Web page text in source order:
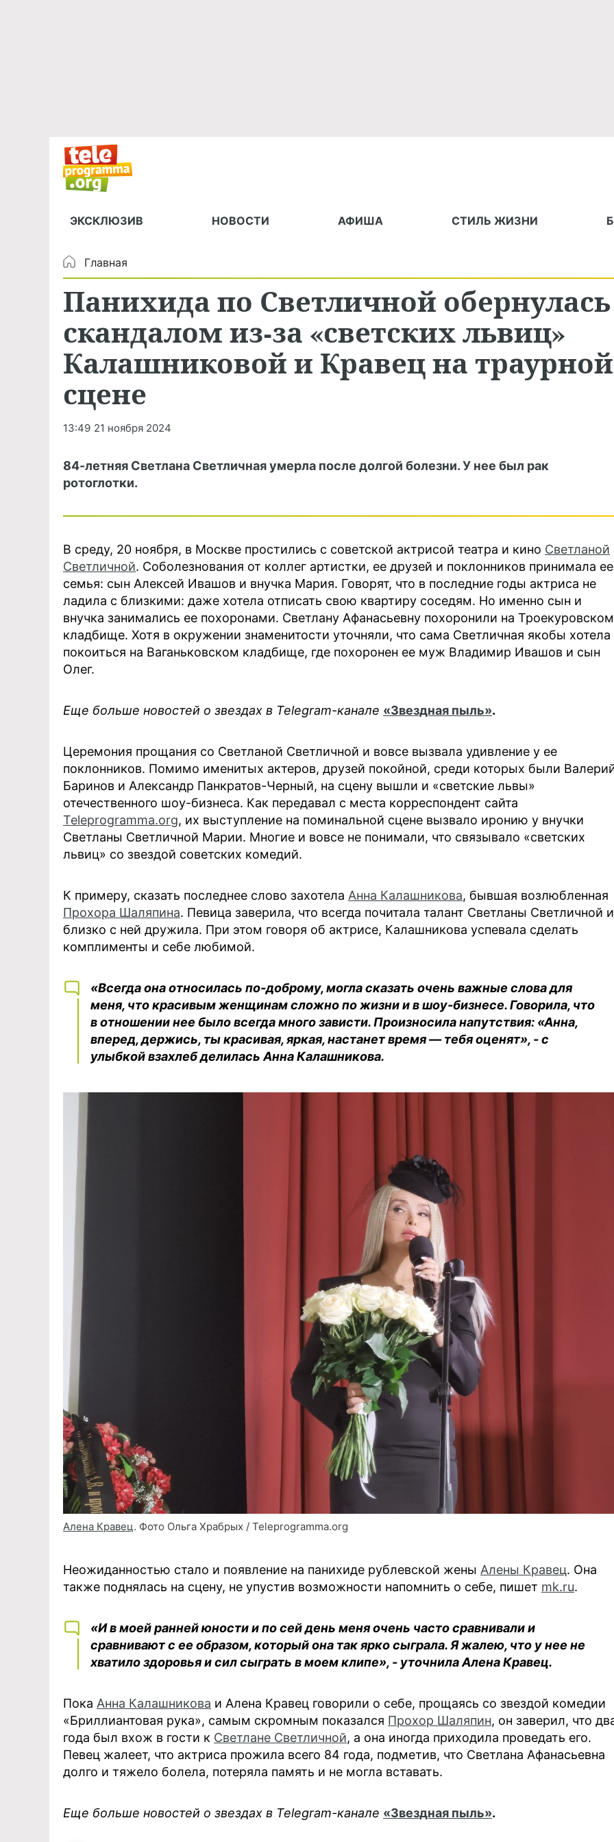
ЭКСКЛЮЗИВ НОВОСТИ АФИША СТИЛЬ ЖИЗНИ
Главная
Панихида по Светличной обернулась
скандалом из-за «светских львиц»
Калашниковой и Кравец на траурной
сцене
13:49 21 ноября 2024
84-летняя Светлана Светличная умерла после долгой болезни. У нее был рак
ротоглотки.
В среду, 20 ноября, в Москве простились с советской актрисой театра и кино Светланой
Светличной. Соболезнования от коллег артистки, ее друзей и поклонников принимала ее
семья: сын Алексей Ивашов и внучка Мария. Говорят, что в последние годы актриса не
ладила с близкими: даже хотела отписать свою квартиру соседям. Но именно сын и
внучка занимались ее похоронами. Светлану Афанасьевну похоронили на Троекуровском
кладбище. Хотя в окружении знаменитости уточняли, что сама Светличная якобы хотела
покоиться на Ваганьковском кладбище, где похоронен ее муж Владимир Ивашов и сын
Олег.
Еще больше новостей о звездах в Telegram-канале «Звездная пыль».
Церемония прощания со Светланой Светличной и вовсе вызвала удивление у ее
поклонников. Помимо именитых актеров, друзей покойной, среди которых были
Баринов и Александр Панкратов-Черный, на сцену вышли и «светские львы»
отечественного шоу-бизнеса. Как передавал с места корреспондент сайта
Teleprogramma.org, их выступление на поминальной сцене вызвало иронию у внучки
Светланы Светличной Марии. Многие и вовсе не понимали, что связывало «светских
львиц» со звездой советских комедий.
К примеру, сказать последнее слово захотела Анна Калашникова, бывшая возлюбленная
Прохора Шаляпина. Певица заверила, что всегда почитала талант Светланы Светличной и
близко с ней дружила. При этом говоря об актрисе, Калашникова успевала сделать
комплименты и себе любимой.
«Всегда она относилась по-доброму, могла сказать очень важные слова для
меня, что красивым женщинам сложно по жизни и в шоу-бизнесе. Говорила, что
в отношении нее было всегда много зависти. Произносила напутствия: «Анна,
вперед, держись, ты красивая, яркая, настанет время — тебя оценят», - с
улыбкой взахлеб делилась Анна Калашникова.
Алена Кравец. Фото Ольга Храбрых / Teleprogramma.org
Неожиданностью стало и появление на панихиде рублевской жены Алены Кравец. Она
также поднялась на сцену, не упустив возможности напомнить о себе, пишет mk.ru.
«И в моей ранней юности и по сей день меня очень часто сравнивали и
сравнивают с ее образом, который она так ярко сыграла. Я жалею, что у нее не
хватило здоровья и сил сыграть в моем клипе», - уточнила Алена Кравец.
Пока Анна Калашникова и Алена Кравец говорили о себе, прощаясь со звездой комедии
«Бриллиантовая рука», самым скромным показался Прохор Шаляпин, он заверил, что
года был вхож в гости к Светлане Светличной, а она иногда приходила проведать его.
Певец жалеет, что актриса прожила всего 84 года, подметив, что Светлана Афанасьевна
долго и тяжело болела, потеряла память и не могла вставать.
Еще больше новостей о звездах в Telegram-канале «Звездная пыль».